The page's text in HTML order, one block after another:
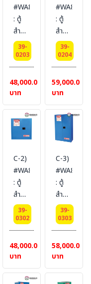
dimension
112x109x55
SYSBEL
(ไม่
รวม
dimension
SYSBEL
(ไม่
รวม
CE)
#WA810300R
: ตู้
สำหรับ
เก็บ
ของเหลว
ไวไฟ
และ
ติดไฟ
ง่าย
Combustible
Cabinets
114
door
(manual)
Certification(FM/CE)
Ext
dimension
112x109x46
SYSBEL
(ไม่
รวม
สายดิน)
39-
0203
48,000.00
บาท
: ตู้
สำหรับ
เก็บ
ของเหลว
ไวไฟ
และ
ติดไฟ
ง่าย
Cabinets
170
door
(manual)
Ext
dimension
SYSBEL
(ไม่
รวม
สายดิน)
39-
0204
59,000.00
บาท
C-2)
#WA810300B
: ตู้
สำหรับ
สาร
เคมี
ชนิด
สาร
กัดกร่อน
Corrosive
Cabinets
39-
0302
48,000.00
บาท
C-3)
: ตู้
สำหรับ
สาร
เคมี
ชนิด
สาร
กัดกร่อน
Corrosive
39-
0303
58,000.00
บาท